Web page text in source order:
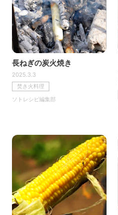
長ねぎの炭火焼き
2025.3.3
焚き火料理
ソトレシピ編集部